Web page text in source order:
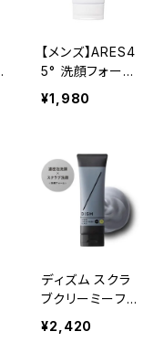
【メンズ】ARES4
5° 洗顔フォーム
100g
¥1,980
ディズム スクラ
ブクリーミーフォ
ームウォッシュ
ブラック 120g
¥2,420